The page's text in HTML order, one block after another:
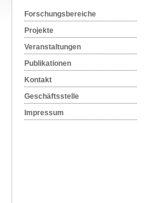
Forschungsbereiche
Projekte
Veranstaltungen
Publikationen
Kontakt
Geschäftsstelle
Impressum